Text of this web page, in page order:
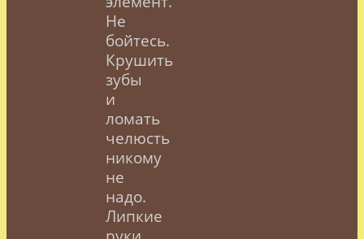
Не
бойтесь.
Крушить
зубы
и
ломать
челюсть
никому
не
надо.
Липкие